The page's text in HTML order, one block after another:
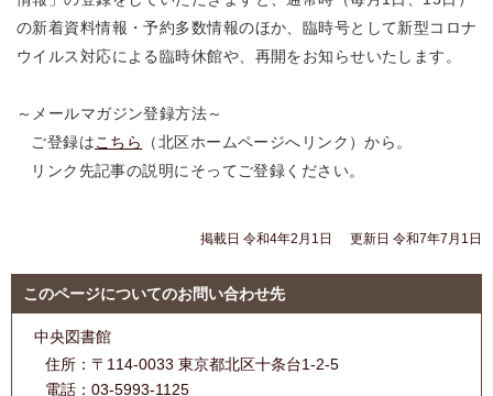
の新着資料情報・予約多数情報のほか、臨時号として新型コロナ
ウイルス対応による臨時休館や、再開をお知らせいたします。
～メールマガジン登録方法～
ご登録はこちら
（北区ホームページへリンク）から。
リンク先記事の説明にそってご登録ください。
掲載日 令和4年2月1日 更新日 令和7年7月1日
このページについてのお問い合わせ先
中央図書館
住所： 〒114-0033 東京都北区十条台1-2-5
電話： 03-5993-1125